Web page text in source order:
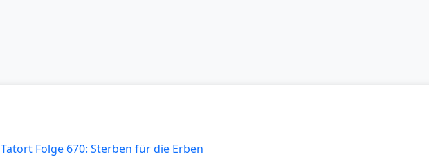
Tatort Folge 670: Sterben für die Erben